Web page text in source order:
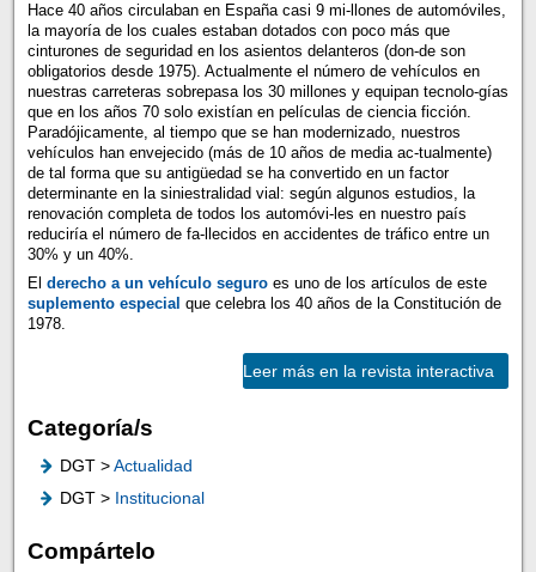
Hace 40 años circulaban en España casi 9 mi-llones de automóviles,
la mayoría de los cuales estaban dotados con poco más que
cinturones de seguridad en los asientos delanteros (don-de son
obligatorios desde 1975). Actualmente el número de vehículos en
nuestras carreteras sobrepasa los 30 millones y equipan tecnolo-gías
que en los años 70 solo existían en películas de ciencia ficción.
Paradójicamente, al tiempo que se han modernizado, nuestros
vehículos han envejecido (más de 10 años de media ac-tualmente)
de tal forma que su antigüedad se ha convertido en un factor
determinante en la siniestralidad vial: según algunos estudios, la
renovación completa de todos los automóvi-les en nuestro país
reduciría el número de fa-llecidos en accidentes de tráfico entre un
30% y un 40%.
El derecho a un vehículo seguroes uno de los artículos de este
suplemento especial que celebra los 40 años de la Constitución de
1978.
Leer más en la revista interactiva
Categoría/s
DGT >Actualidad
DGT > Institucional
Compártelo